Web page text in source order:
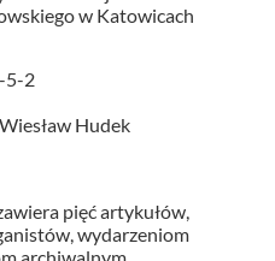
w Katowicach
5-2
Hudek
pięć artykułów,
wydarzeniom